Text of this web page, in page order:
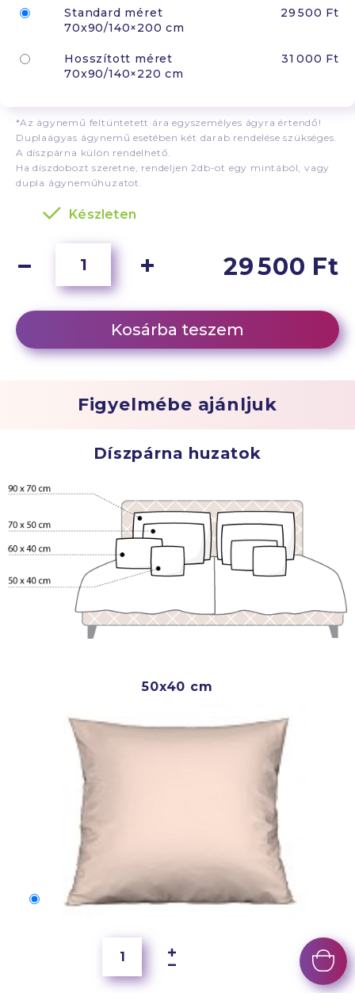
Standard méret
70x90/140×200 cm
29 500 Ft
Hosszított méret
70x90/140×220 cm
31 000 Ft
*Az ágynemű feltüntetett ára egyszemélyes ágyra értendő!
Duplaágyas ágynemű esetében két darab rendelése szükséges.
A díszpárna külön rendelhető.
Ha díszdobozt szeretne, rendeljen 2db-ot egy mintából, vagy
dupla ágyneműhuzatot.
Készleten
29 500 Ft
Kosárba teszem
Figyelmébe ajánljuk
Díszpárna huzatok
50x40 cm
50x40 cm